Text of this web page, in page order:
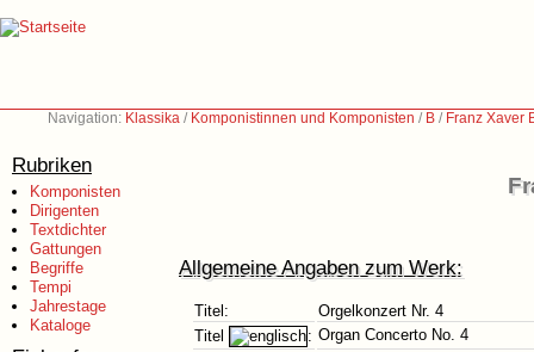
Navigation: Klassika / Komponistinnen und Komponisten / B / Franz Xaver
Rubriken
Komponisten
Dirigenten
Textdichter
Gattungen
Begriffe
Tempi
Jahrestage
Kataloge
Allgemeine Angaben zum Werk:
Titel:
Orgelkonzert Nr. 4
Titel
: Organ Concerto No. 4